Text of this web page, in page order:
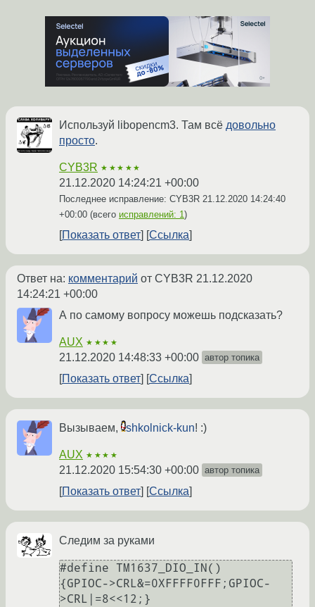
Используй libopencm3. Там всё довольно
просто.
CYB3R ★★★★★
21.12.2020 14:24:21 +00:00
Последнее исправление: CYB3R 21.12.2020 14:24:40
+00:00 (всего исправлений: 1)
Показать ответ Ссылка
Ответ на: комментарий от CYB3R 21.12.2020
14:24:21 +00:00
А по самому вопросу можешь подсказать?
AUX ★★★★
21.12.2020 14:48:33 +00:00 автор топика
Показать ответ Ссылка
Вызываем, shkolnick-kun! :)
AUX ★★★★
21.12.2020 15:54:30 +00:00 автор топика
Показать ответ Ссылка
Следим за руками
#define TM1637_DIO_IN()
{GPIOC->CRL&=0XFFFF0FFF;GPIOC-
>CRL|=8<<12;}